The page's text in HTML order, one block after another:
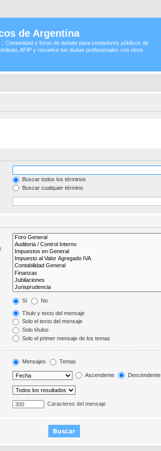
de Argentina
Comunidad y foros de debate para contadores públicos de
AFIP y resuelve tus dudas profesionales con otros
Buscar todos los términos
Buscar cualquier término
Sí No
Título y texto del mensaje
Solo el texto del mensaje
Solo títulos
Solo el primer mensaje de los temas
Mensajes Temas
Ascendente Descendente
Caracteres del mensaje